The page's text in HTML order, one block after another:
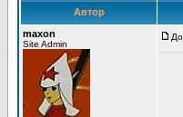
Автор
maxon
Site Admin